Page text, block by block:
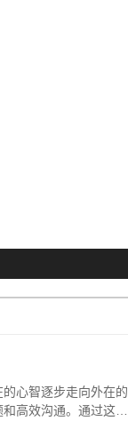
心智逐步走向外在的
高效沟通。通过这些